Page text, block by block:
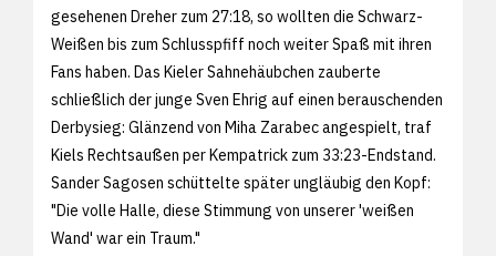
gesehenen Dreher zum 27:18, so wollten die Schwarz-
Weißen bis zum Schlusspfiff noch weiter Spaß mit ihren
Fans haben. Das Kieler Sahnehäubchen zauberte
schließlich der junge Sven Ehrig auf einen berauschenden
Derbysieg: Glänzend von Miha Zarabec angespielt, traf
Kiels Rechtsaußen per Kempatrick zum 33:23-Endstand.
Sander Sagosen schüttelte später ungläubig den Kopf:
"Die volle Halle, diese Stimmung von unserer 'weißen
Wand' war ein Traum."